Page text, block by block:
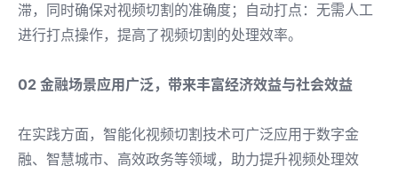
滞，同时确保对视频切割的准确度；自动打点：无需人工
进行打点操作，提高了视频切割的处理效率。
02 金融场景应用广泛，带来丰富经济效益与社会效益
在实践方面，智能化视频切割技术可广泛应用于数字金
融、智慧城市、高效政务等领域，助力提升视频处理效